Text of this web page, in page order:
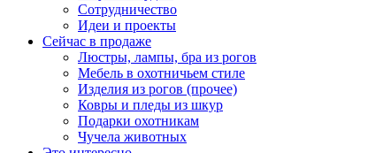
Сотрудничество
Идеи и проекты
Сейчас в продаже
Люстры, лампы, бра из рогов
Мебель в охотничьем стиле
Изделия из рогов (прочее)
Ковры и пледы из шкур
Подарки охотникам
Чучела животных